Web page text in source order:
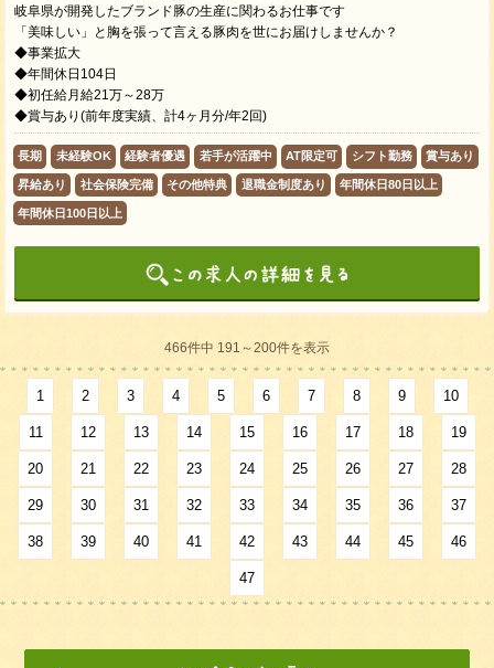
岐阜県が開発したブランド豚の生産に関わるお仕事です
「美味しい」と胸を張って言える豚肉を世にお届けしませんか？
◆事業拡大
◆年間休日104日
◆初任給月給21万～28万
◆賞与あり(前年度実績、計4ヶ月分/年2回)
長期 未経験OK 経験者優遇 若手が活躍中 AT限定可 シフト勤務 賞与あり
昇給あり 社会保険完備 その他特典 退職金制度あり 年間休日80日以上
年間休日100日以上
466件中 191～200件を表示
1 2 3 4 5 6 7 8 9 10
11 12 13 14 15 16 17 18 19
20 21 22 23 24 25 26 27 28
29 30 31 32 33 34 35 36 37
38 39 40 41 42 43 44 45 46
47